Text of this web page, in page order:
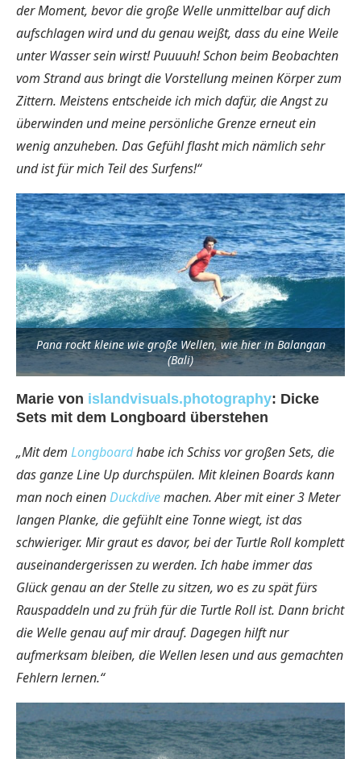
der Moment, bevor die große Welle unmittelbar auf dich
aufschlagen wird und du genau weißt, dass du eine Weile
unter Wasser sein wirst! Puuuuh! Schon beim Beobachten
vom Strand aus bringt die Vorstellung meinen Körper zum
Zittern. Meistens entscheide ich mich dafür, die Angst zu
überwinden und meine persönliche Grenze erneut ein
wenig anzuheben. Das Gefühl flasht mich nämlich sehr
und ist für mich Teil des Surfens!“
Pana rockt kleine wie große Wellen, wie hier in Balangan
(Bali)
Marie von islandvisuals.photography: Dicke
Sets mit dem Longboard überstehen
„Mit dem Longboardhabe ich Schiss vor großen Sets, die
das ganze Line Up durchspülen. Mit kleinen Boards kann
man noch einenDuckdivemachen. Aber mit einer 3 Meter
langen Planke, die gefühlt eine Tonne wiegt, ist das
schwieriger. Mir graut es davor, bei der Turtle Roll komplett
auseinandergerissen zu werden. Ich habe immer das
Glück genau an der Stelle zu sitzen, wo es zu spät fürs
Rauspaddeln und zu früh für die Turtle Roll ist. Dann bricht
die Welle genau auf mir drauf. Dagegen hilft nur
aufmerksam bleiben, die Wellen lesen und aus gemachten
Fehlern lernen.“